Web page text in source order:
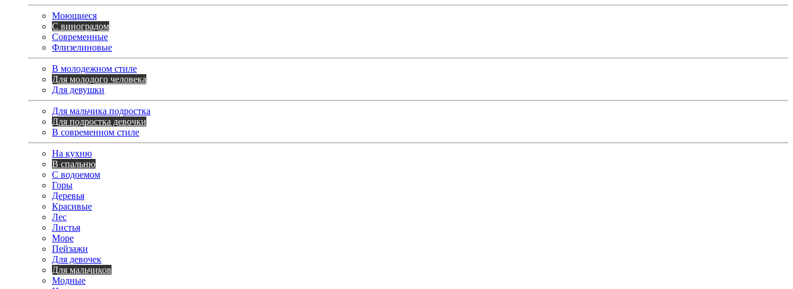
Моющиеся
С виноградом
Современные
Флизелиновые
В молодежном стиле
Для молодого человека
Для девушки
Для мальчика подростка
Для подростка девочки
В современном стиле
На кухню
В спальню
С водоемом
Горы
Деревья
Красивые
Лес
Листья
Море
Пейзажи
Для девочек
Для мальчиков
Модные